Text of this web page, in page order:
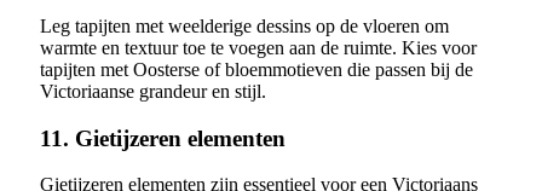
Leg tapijten met weelderige dessins op de vloeren om
warmte en textuur toe te voegen aan de ruimte. Kies voor
tapijten met Oosterse of bloemmotieven die passen bij de
Victoriaanse grandeur en stijl.
11. Gietijzeren elementen
Gietijzeren elementen zijn essentieel voor een Victoriaans